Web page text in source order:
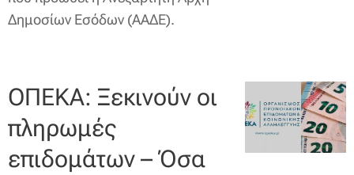
Δημοσίων Εσόδων (ΑΑΔΕ).
ΟΠΕΚΑ: Ξεκινούν οι
πληρωμές
επιδομάτων – Όσα